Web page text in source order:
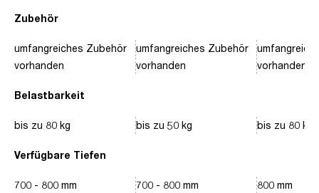
Zubehör
Belastbarkeit
Verfügbare Tiefen
umfangreiches Zubehör
vorhanden
bis zu 80 kg
700 - 800 mm
umfangreiches Zubehör
vorhanden
bis zu 50 kg
700 - 800 mm
vorhanden
bis zu 80 kg
800 mm